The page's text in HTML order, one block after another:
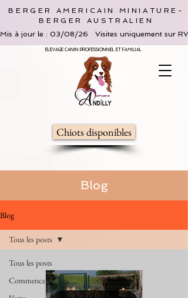
BERGER AMERICAIN MINIATURE-
BERGER AUSTRALIEN
Mis à jour le : 03/08/26   Visites uniquement sur
ELEVAGE CANIN PROFESSIONNEL ET FAMILIAL
Chiots disponibles
Blog
Blog
Tous les posts
Commencer
Tous les posts